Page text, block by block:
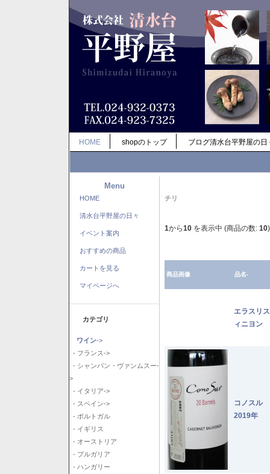
HOME shopのトップ ブログ清水台平野屋の日
Menu
HOME
清水台平野屋の日々
イベント案内
おすすめの商品
カートを見る
マイページへ
カテゴリ
ワイン->
- フランス->
- シャンパン・ヴァンムスー-
>
- イタリア->
- スペイン->
- ポルトガル
- イギリス
- オーストリア
- ブルガリア
- ハンガリー
チリ
1から10 を表示中 (商品の数: 10)
商品画像 品名-
エラスリ
ィニヨン
コノスル
2019年